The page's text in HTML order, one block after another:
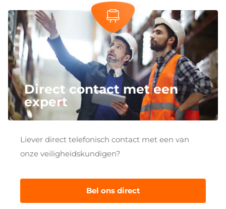
Direct contact met een
expert
Liever direct telefonisch contact met een van
onze veiligheidskundigen?
Bel ons direct